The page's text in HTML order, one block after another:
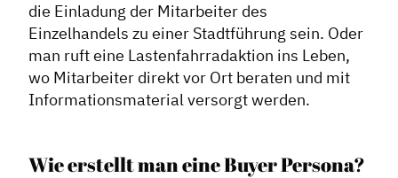
die Einladung der Mitarbeiter des
Einzelhandels zu einer Stadtführung sein. Oder
man ruft eine Lastenfahrradaktion ins Leben,
wo Mitarbeiter direkt vor Ort beraten und mit
Informationsmaterial versorgt werden.
Wie erstellt man eine Buyer Persona?